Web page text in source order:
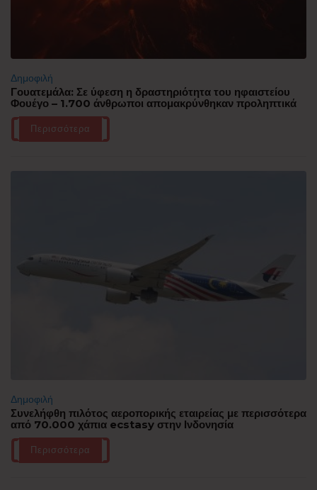
Δημοφιλή
Γουατεμάλα: Σε ύφεση η δραστηριότητα του ηφαιστείου
Φουέγο – 1.700 άνθρωποι απομακρύνθηκαν προληπτικά
Περισσότερα
Δημοφιλή
Συνελήφθη πιλότος αεροπορικής εταιρείας με περισσότερα
από 70.000 χάπια ecstasy στην Ινδονησία
Περισσότερα